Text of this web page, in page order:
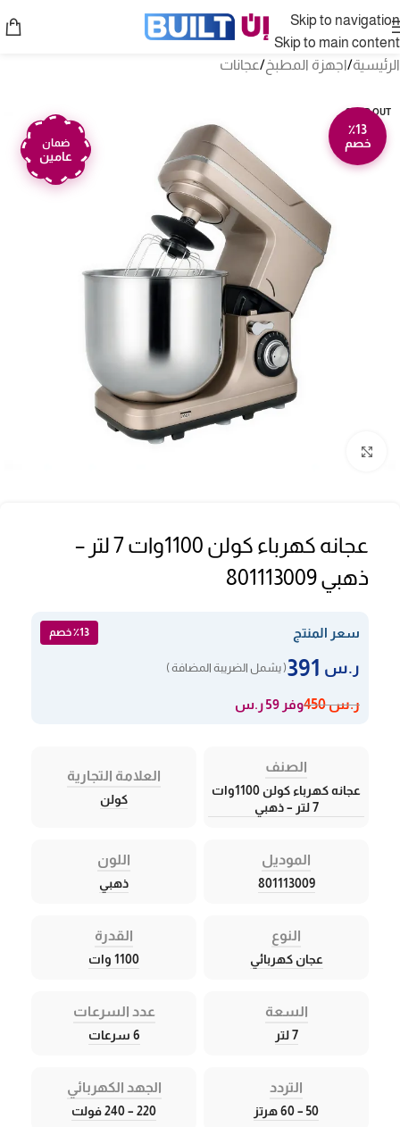
Skip to navigation
Skip to main content
الرئيسية/اجهزة المطبخ/عجانات
SOLD OUT
٪13
خصم
ضمان
عامين
عجانه كهرباء كولن 1100وات 7 لتر –
ذهبي 801113009
سعر المنتج ٪13 خصم
ر.س ( يشمل الضريبة المضافة )
ر.س450 وفر 59 ر.س
الصنف
عجانه كهرباء كولن 1100وات
7 لتر – ذهبي
العلامة التجارية
كولن
الموديل
801113009
اللون
ذهبي
النوع
عجان كهربائي
القدرة
1100 وات
السعة
7 لتر
عدد السرعات
6 سرعات
التردد
50 – 60 هرتز
الجهد الكهربائي
220 – 240 فولت